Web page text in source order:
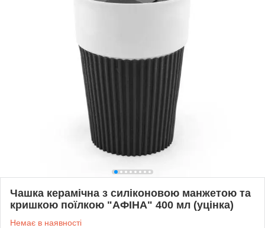
Чашка керамічна з силіконовою манжетою та
кришкою поїлкою "АФІНА" 400 мл (уцінка)
Немає в наявності